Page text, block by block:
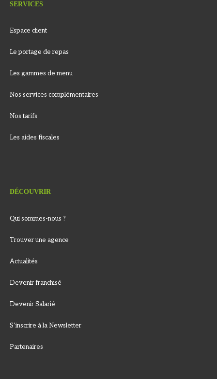
SERVICES
Espace client
Le portage de repas
Les gammes de menu
Nos services complémentaires
Nos tarifs
Les aides fiscales
DÉCOUVRIR
Qui sommes-nous ?
Trouver une agence
Actualités
Devenir franchisé
Devenir Salarié
S’inscrire à la Newsletter
Partenaires